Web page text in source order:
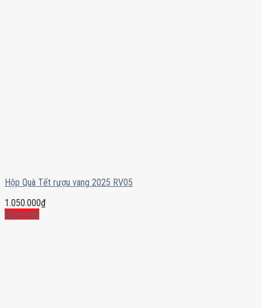
Hộp Quà Tết rượu vang 2025 RV05
1.050.000₫
Mua ngay